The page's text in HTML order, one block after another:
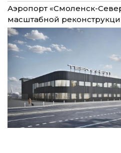
Аэропорт «Смоленск-
масштабной